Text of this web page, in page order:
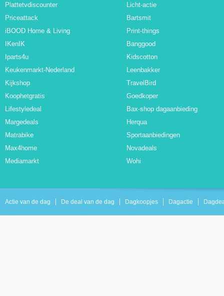
Plattetvdiscounter
Priceattack
iBOOD Home & Living
IKenIK
Iparts4u
Keukenmarkt-Nederland
Kijkshop
Koophetgratis
Lifestyledeal
Margedeals
Matrabike
Max4home
Mediamarkt
Licht-actie
Bartsmit
Print-things
Banggood
Kidscotton
Leenbakker
TravelBird
Goedkoper
Bax-shop dagaanbieding
Herqua
Sportaanbiedingen
Novadeals
Wohi
Actie van de dag De deal van de dag Dagkoopjes Dagactie